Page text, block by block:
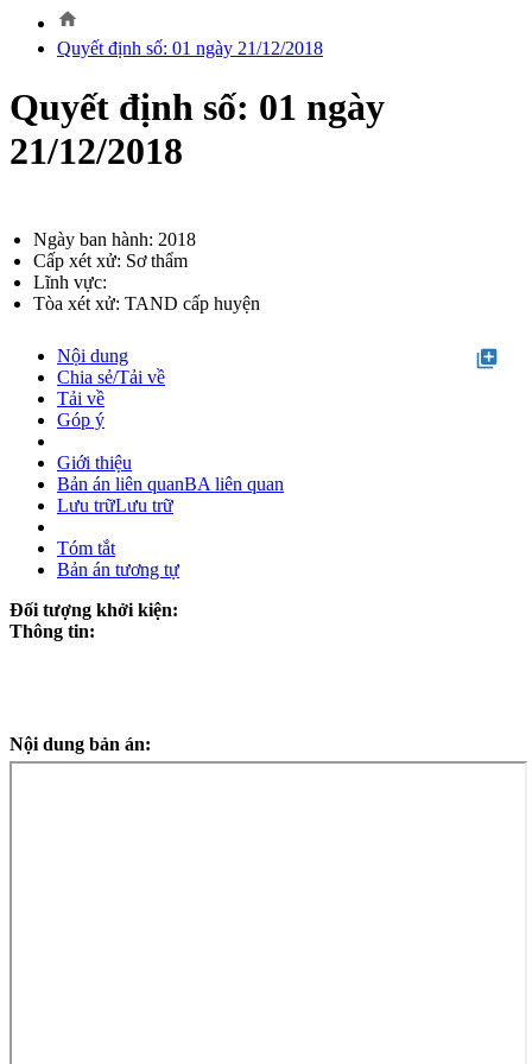
home
Quyết định số: 01 ngày 21/12/2018
Quyết định số: 01 ngày
21/12/2018
Ngày ban hành: 2018
Cấp xét xử: Sơ thẩm
Lĩnh vực:
Tòa xét xử: TAND cấp huyện
library_add
Nội dung
Chia sẻ/Tải về
Tải về
Góp ý
Giới thiệu
Bản án liên quanBA liên quan
Lưu trữLưu trữ
Tóm tắt
Bản án tương tự
Đối tượng khởi kiện:
Thông tin:
Nội dung bản án: